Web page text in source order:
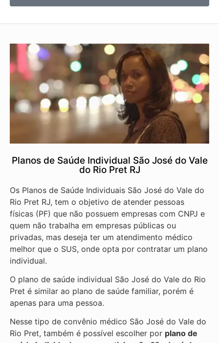
Planos de Saúde Individual São José do Vale
do Rio Pret RJ
Os Planos de Saúde Individuais São José do Vale do
Rio Pret RJ, tem o objetivo de atender pessoas
físicas (PF) que não possuem empresas com CNPJ e
quem não trabalha em empresas públicas ou
privadas, mas deseja ter um atendimento médico
melhor que o SUS, onde opta por contratar um plano
individual.
O plano de saúde individual São José do Vale do Rio
Pret é similar ao plano de saúde familiar, porém é
apenas para uma pessoa.
Nesse tipo de convênio médico São José do Vale do
Rio Pret, também é possível escolher por plano de